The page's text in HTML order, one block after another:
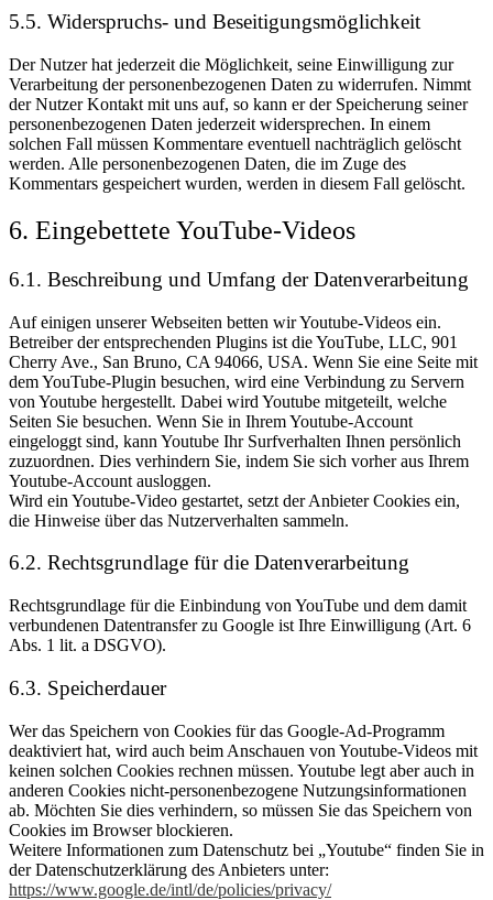
5.5. Widerspruchs- und Beseitigungsmöglichkeit
Der Nutzer hat jederzeit die Möglichkeit, seine Einwilligung zur
Verarbeitung der personenbezogenen Daten zu widerrufen. Nimmt
der Nutzer Kontakt mit uns auf, so kann er der Speicherung seiner
personenbezogenen Daten jederzeit widersprechen. In einem
solchen Fall müssen Kommentare eventuell nachträglich gelöscht
werden. Alle personenbezogenen Daten, die im Zuge des
Kommentars gespeichert wurden, werden in diesem Fall gelöscht.
6. Eingebettete YouTube-Videos
6.1. Beschreibung und Umfang der Datenverarbeitung
Auf einigen unserer Webseiten betten wir Youtube-Videos ein.
Betreiber der entsprechenden Plugins ist die YouTube, LLC, 901
Cherry Ave., San Bruno, CA 94066, USA. Wenn Sie eine Seite mit
dem YouTube-Plugin besuchen, wird eine Verbindung zu Servern
von Youtube hergestellt. Dabei wird Youtube mitgeteilt, welche
Seiten Sie besuchen. Wenn Sie in Ihrem Youtube-Account
eingeloggt sind, kann Youtube Ihr Surfverhalten Ihnen persönlich
zuzuordnen. Dies verhindern Sie, indem Sie sich vorher aus Ihrem
Youtube-Account ausloggen.
Wird ein Youtube-Video gestartet, setzt der Anbieter Cookies ein,
die Hinweise über das Nutzerverhalten sammeln.
6.2. Rechtsgrundlage für die Datenverarbeitung
Rechtsgrundlage für die Einbindung von YouTube und dem damit
verbundenen Datentransfer zu Google ist Ihre Einwilligung (Art. 6
Abs. 1 lit. a DSGVO).
6.3. Speicherdauer
Wer das Speichern von Cookies für das Google-Ad-Programm
deaktiviert hat, wird auch beim Anschauen von Youtube-Videos mit
keinen solchen Cookies rechnen müssen. Youtube legt aber auch in
anderen Cookies nicht-personenbezogene Nutzungsinformationen
ab. Möchten Sie dies verhindern, so müssen Sie das Speichern von
Cookies im Browser blockieren.
Weitere Informationen zum Datenschutz bei „Youtube“ finden Sie in
der Datenschutzerklärung des Anbieters unter:
https://www.google.de/intl/de/policies/privacy/